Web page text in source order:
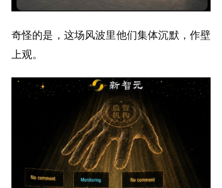
奇怪的是，这场风波里他们集体沉默，作壁
上观。